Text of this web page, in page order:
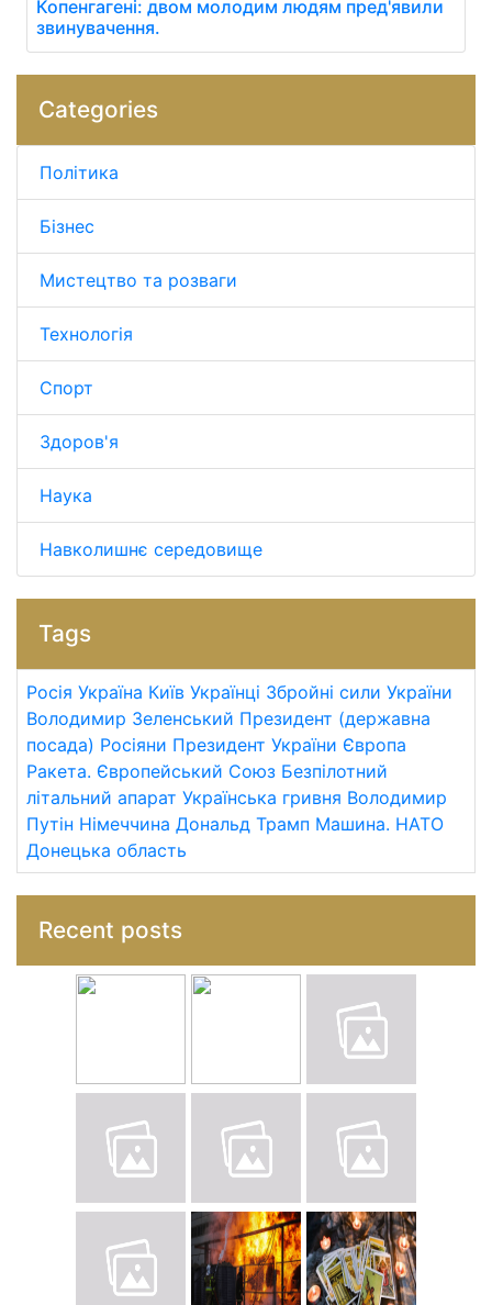
Копенгагені: двом молодим людям пред'явили
звинувачення.
Categories
Політика
Бізнес
Мистецтво та розваги
Технологія
Спорт
Здоров'я
Наука
Навколишнє середовище
Tags
Росія Україна Київ Українці Збройні сили України
Володимир Зеленський Президент (державна
посада) Росіяни Президент України Європа
Ракета. Європейський Союз Безпілотний
літальний апарат Українська гривня Володимир
Путін Німеччина Дональд Трамп Машина. НАТО
Донецька область
Recent posts